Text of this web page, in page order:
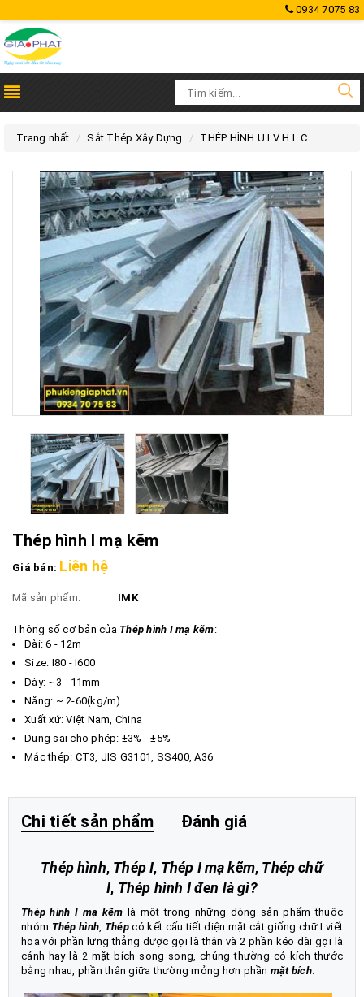
0934 7075 83
Trang nhất Sắt Thép Xây Dựng THÉP HÌNH U I V H L C
Thép hình I mạ kẽm
Giá bán: Liên hệ
Mã sản phẩm: IMK
Thông số cơ bản của Thép hình I mạ kẽm:
Dài: 6 - 12m
Size: I80 - I600
​​​​​Dày: ~3 - 11mm
Năng: ~ 2-60(kg/m)
Xuất xứ: Việt Nam, China
Dung sai cho phép: ±3% - ±5%
Mác thép: CT3, JIS G3101, SS400, A36
Chi tiết sản phẩm Đánh giá
Thép hình, Thép I, Thép I mạ kẽm, Thép chữ
I, Thép hình I đen là gì?
Thép hình I mạ kẽm
là một trong những dòng sản phẩm thuộc
nhóm Thép hình, Thépcó kết cấu tiết diện mặt cắt giống chữ I viết
hoa với phần lưng thẳng được gọi là thân và 2 phần kéo dài gọi là
cánh hay là 2 mặt bích song song, chúng thường có kích thước
bằng nhau, phần thân giữa thường mỏng hơn phần mặt bích.